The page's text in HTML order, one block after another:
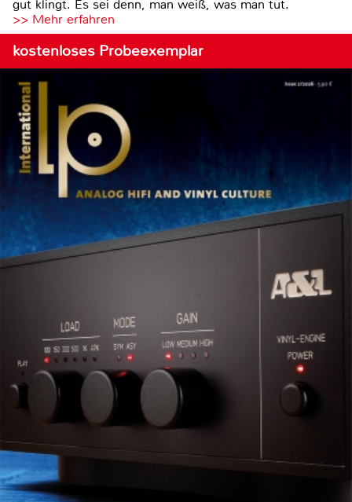
gut klingt. Es sei denn, man weiß, was man tut.
>> Mehr erfahren
kostenloses Probeexemplar